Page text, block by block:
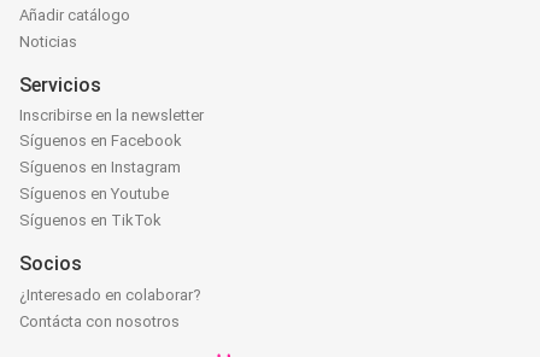
Añadir catálogo
Noticias
Servicios
Inscribirse en la newsletter
Síguenos en Facebook
Síguenos en Instagram
Síguenos en Youtube
Síguenos en TikTok
Socios
¿Interesado en colaborar?
Contácta con nosotros